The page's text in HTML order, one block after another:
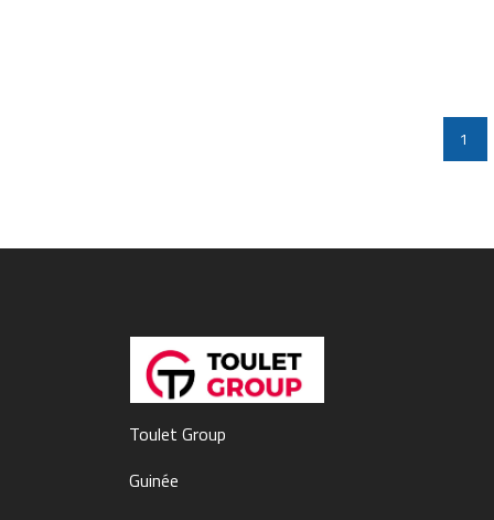
1
Toulet Group
Guinée